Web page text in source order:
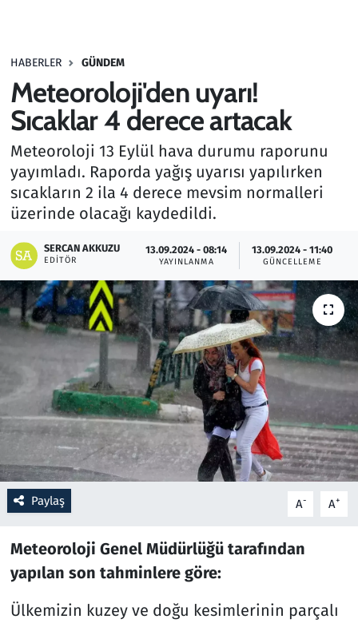
HABERLER GÜNDEM
Meteoroloji'den uyarı!
Sıcaklar 4 derece artacak
Meteoroloji 13 Eylül hava durumu raporunu
yayımladı. Raporda yağış uyarısı yapılırken
sıcakların 2 ila 4 derece mevsim normalleri
üzerinde olacağı kaydedildi.
SERCAN AKKUZU
EDITÖR
13.09.2024 - 08:14
YAYINLANMA
13.09.2024 - 11:40
GÜNCELLEME
Paylaş A- A+
Meteoroloji Genel Müdürlüğü tarafından
yapılan son tahminlere göre:
Ülkemizin kuzey ve doğu kesimlerinin parçalı
Haber
Kültür Sanat
Kurumsal Haberler
Lezzet Durağı
Oyun
Resmi İlanlar
Rüya Tabirleri
Sağlık
Savunma Sanayi
Seçim 2023